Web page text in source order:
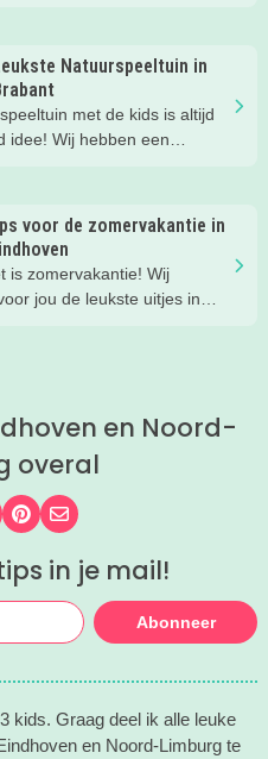
Natuurspeeltuin in
met de kids is altijd
idee! Wij hebben een
voor de zomervakantie in
is zomervakantie! Wij
jou de leukste uitjes in
en Noord-
overal
op Facebook
ons op Instagram
Volg ons op Pinterest
Mail ons
in je mail!
Abonneer
kids. Graag deel ik alle leuke
en Noord-Limburg te